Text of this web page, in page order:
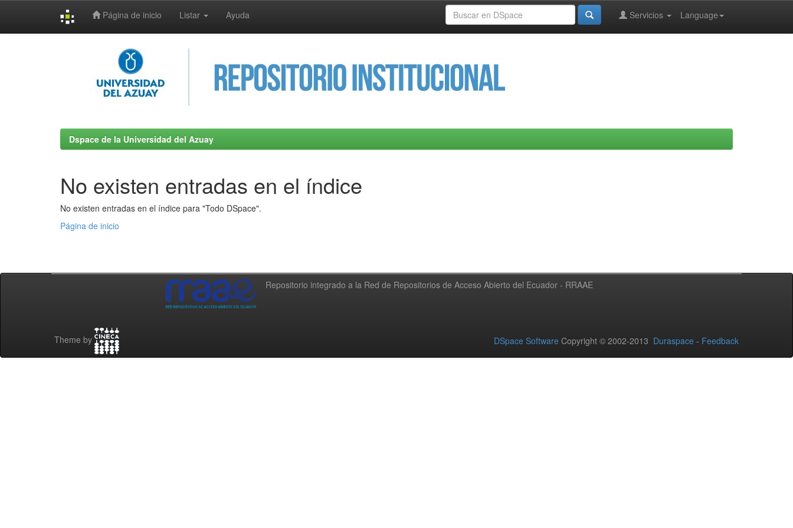
Página de inicio Listar Ayuda Language
Servicios
Dspace de la Universidad del Azuay
No existen entradas en el índice
No existen entradas en el índice para "Todo DSpace".
Página de inicio
Repositorio integrado a la Red de Repositorios de Acceso Abierto del Ecuador - RRAAE
Theme by DSpace Software Copyright © 2002-2013 Duraspace - Feedback